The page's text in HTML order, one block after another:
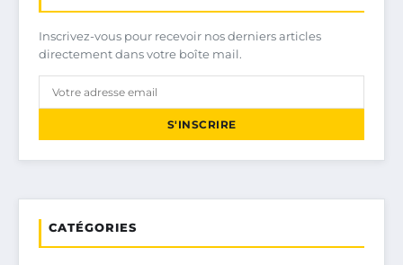
Inscrivez-vous pour recevoir nos derniers articles
directement dans votre boîte mail.
S'INSCRIRE
CATÉGORIES